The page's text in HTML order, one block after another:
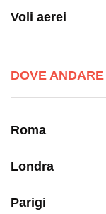
Voli aerei
DOVE ANDARE
Roma
Londra
Parigi